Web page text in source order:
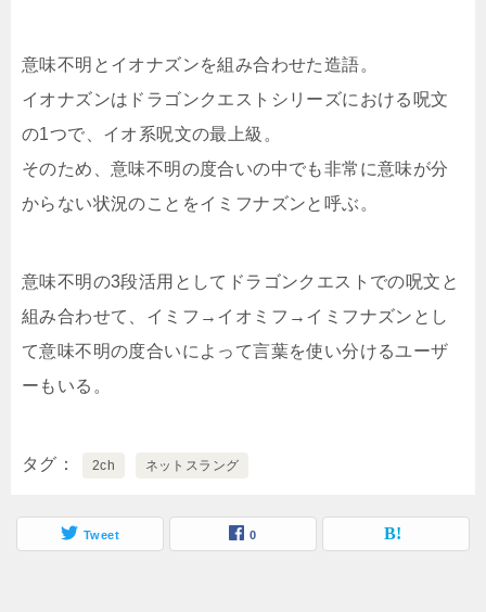
意味不明とイオナズンを組み合わせた造語。
イオナズンはドラゴンクエストシリーズにおける呪文
の1つで、イオ系呪文の最上級。
そのため、意味不明の度合いの中でも非常に意味が分
からない状況のことをイミフナズンと呼ぶ。
意味不明の3段活用としてドラゴンクエストでの呪文と
組み合わせて、イミフ→イオミフ→イミフナズンとし
て意味不明の度合いによって言葉を使い分けるユーザ
ーもいる。
タグ 2ch ネットスラング
Tweet 0